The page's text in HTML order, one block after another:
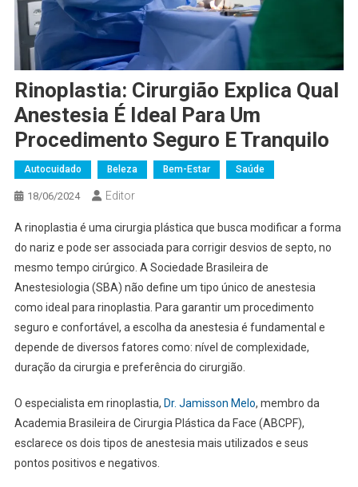
Rinoplastia: Cirurgião Explica Qual
Anestesia É Ideal Para Um
Procedimento Seguro E Tranquilo
Autocuidado Beleza Bem-Estar Saúde
18/06/2024 Editor
A rinoplastia é uma cirurgia plástica que busca modificar a forma
do nariz e pode ser associada para corrigir desvios de septo, no
mesmo tempo cirúrgico. A Sociedade Brasileira de
Anestesiologia (SBA) não define um tipo único de anestesia
como ideal para rinoplastia. Para garantir um procedimento
seguro e confortável, a escolha da anestesia é fundamental e
depende de diversos fatores como: nível de complexidade,
duração da cirurgia e preferência do cirurgião.
O especialista em rinoplastia, Dr. Jamisson Melo, membro da
Academia Brasileira de Cirurgia Plástica da Face (ABCPF),
esclarece os dois tipos de anestesia mais utilizados e seus
pontos positivos e negativos.